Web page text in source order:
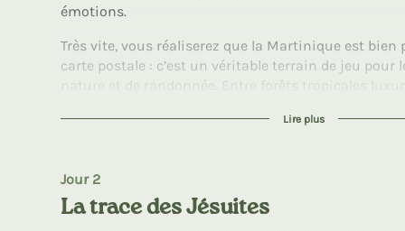
émotions.
Très vite, vous réaliserez que la Martinique est bien
carte postale : c’est un véritable terrain de jeu pour
nature et de randonnée. Entre forêts tropicales
comme ceux de la Savane des Pétrifications,
Au fil des sentiers, vous découvrirez la diversité
fleurs, où la marche devient une invitation à la
partage. Une aventure en immersion qui marquera
Lire plus
Jour 2
La trace des Jésuites